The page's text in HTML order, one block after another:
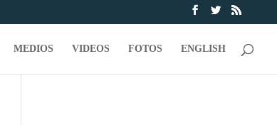
MEDIOS VIDEOS FOTOS ENGLISH